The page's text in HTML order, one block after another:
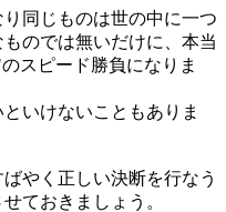
同じものは世の中に一つ
のでは無いだけに、本当
スピード勝負になりま
いけないこともありま
やく正しい決断を行なう
ておきましょう。